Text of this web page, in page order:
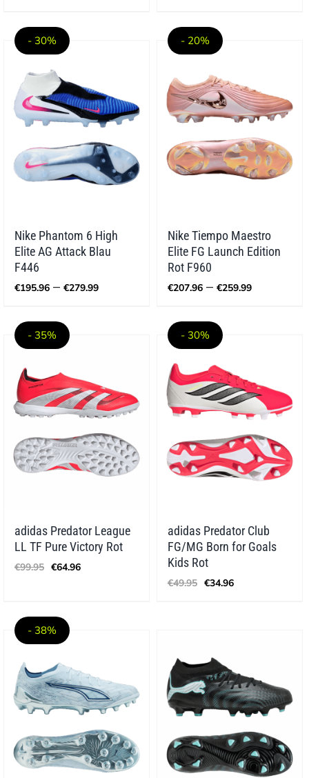
- 30%
Nike Phantom 6 High
Elite AG Attack Blau
F446
€195.96 – €279.99Preisspanne:
- 20%
Nike Tiempo Maestro
Elite FG Launch Edition
Rot F960
€207.96 – €259.99
- 35%
adidas Predator League
LL TF Pure Victory Rot
€99.95 Ursprünglicher
€64.96Aktueller
- 30%
adidas Predator Club
FG/MG Born for Goals
Kids Rot
€49.95 Ursprünglicher
€34.96Aktueller
- 38%